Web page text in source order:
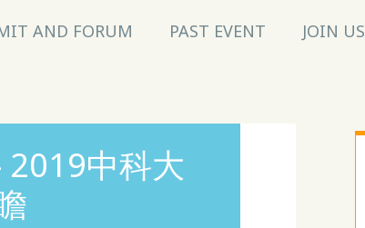
AND FORUM PAST EVENT JOIN US
中科大